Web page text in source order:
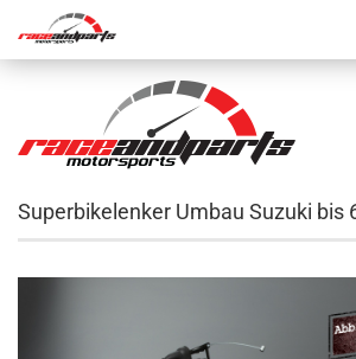
Superbikelenker Umbau Suzuki bis